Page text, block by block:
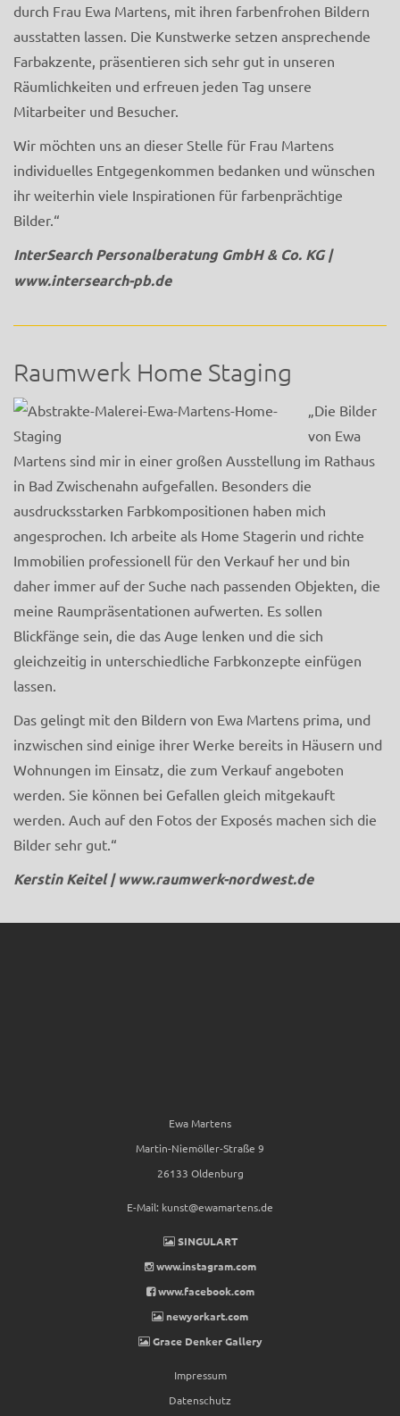
durch Frau Ewa Martens, mit ihren farbenfrohen Bildern
ausstatten lassen. Die Kunstwerke setzen ansprechende
Farbakzente, präsentieren sich sehr gut in unseren
Räumlichkeiten und erfreuen jeden Tag unsere
Mitarbeiter und Besucher.
Wir möchten uns an dieser Stelle für Frau Martens
individuelles Entgegenkommen bedanken und wünschen
ihr weiterhin viele Inspirationen für farbenprächtige
Bilder.“
InterSearch Personalberatung GmbH & Co. KG |
www.intersearch-pb.de
Raumwerk Home Staging
„Die Bilder
von Ewa
Martens sind mir in einer großen Ausstellung im Rathaus
in Bad Zwischenahn aufgefallen. Besonders die
ausdrucksstarken Farbkompositionen haben mich
angesprochen. Ich arbeite als Home Stagerin und richte
Immobilien professionell für den Verkauf her und bin
daher immer auf der Suche nach passenden Objekten, die
meine Raumpräsentationen aufwerten. Es sollen
Blickfänge sein, die das Auge lenken und die sich
gleichzeitig in unterschiedliche Farbkonzepte einfügen
lassen.
Das gelingt mit den Bildern von Ewa Martens prima, und
inzwischen sind einige ihrer Werke bereits in Häusern und
Wohnungen im Einsatz, die zum Verkauf angeboten
werden. Sie können bei Gefallen gleich mitgekauft
werden. Auch auf den Fotos der Exposés machen sich die
Bilder sehr gut.“
Kerstin Keitel |www.raumwerk-nordwest.de
Ewa Martens
Martin-Niemöller-Straße 9
26133 Oldenburg
E-Mail: kunst@ewamartens.de
SINGULART
www.instagram.com
www.facebook.com
newyorkart.com
Grace Denker Gallery
Impressum
Datenschutz